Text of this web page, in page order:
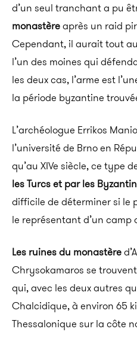
d’un seul tranchant a pu
monastèreaprès un raid
Cependant, il aurait tout
l’un des moines qui
les deux cas, l’arme est
la période byzantine
L’archéologue Errikos
l’université de Brno en
qu’au XIVe siècle, ce type
les Turcs et par les
difficile de déterminer si le
le représentant d’un camp
Les ruines du monastère
Chrysokamaros se
qui, avec les deux autres
Chalcidique, à environ 65
Thessalonique sur la côte